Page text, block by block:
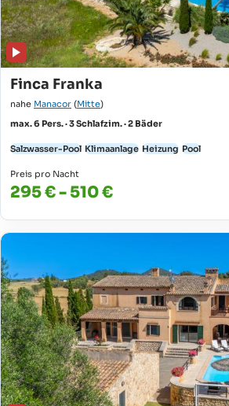
Finca Franka
nahe Manacor (Mitte)
max. 6 Pers. · 3 Schlafzim. · 2 Bäder
Salzwasser-Pool Klimaanlage Heizung Pool
Preis pro Nacht
295 € - 510 €